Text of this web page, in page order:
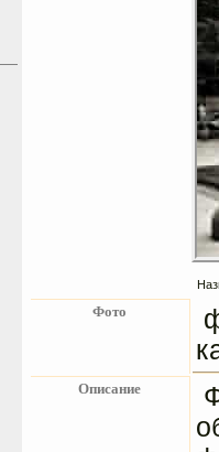
Фото
Описание